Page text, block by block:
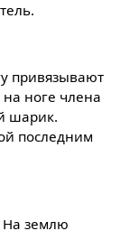
привязывают
ноге члена
шарик.
последним
На землю